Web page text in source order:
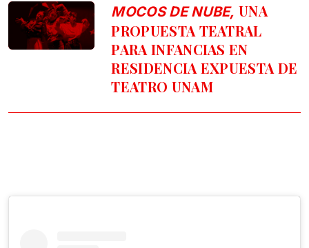
MOCOS DE NUBE, UNA
PROPUESTA TEATRAL
PARA INFANCIAS EN
RESIDENCIA EXPUESTA DE
TEATRO UNAM